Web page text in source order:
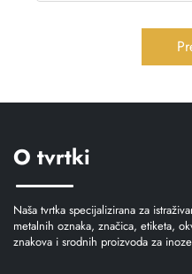
O tvrtki
Naša tvrtka specijalizirana za
metalnih oznaka, značica, etiketa,
znakova i srodnih proizvoda za